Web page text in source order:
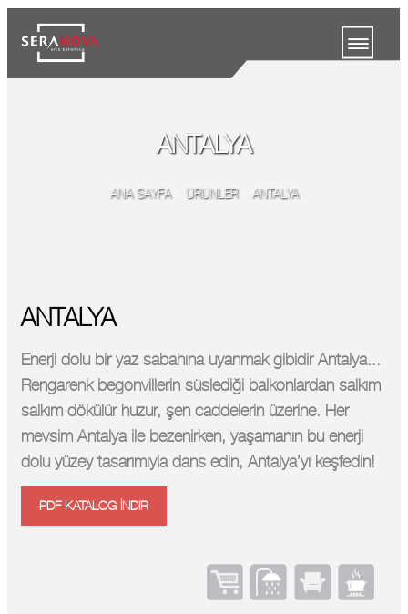
ANTALYA
ANA SAYFA/ ÜRÜNLER/ ANTALYA
ANTALYA
Enerji dolu bir yaz sabahına uyanmak gibidir Antalya...
Rengarenk begonvillerin süslediği balkonlardan salkım
salkım dökülür huzur, şen caddelerin üzerine. Her
mevsim Antalya ile bezenirken, yaşamanın bu enerji
dolu yüzey tasarımıyla dans edin, Antalya’yı keşfedin!
PDF KATALOG İNDIR